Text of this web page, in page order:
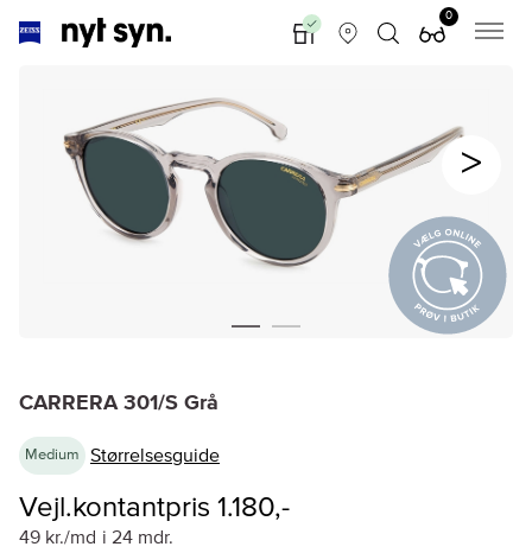
0
CARRERA 301/S Grå
Medium Størrelsesguide
Vejl.kontantpris 1.180,-
49 kr./md i 24 mdr.